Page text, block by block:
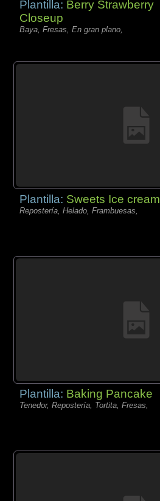
Plantilla: Berry Strawberry
Closeup
Baya, Fresas, En gran plano,
Plantilla: Sweets Ice cream
Repostería, Helado, Frambuesas,
Plantilla: Baking Pancake
Tenedor, Repostería, Tortita, Fresas,